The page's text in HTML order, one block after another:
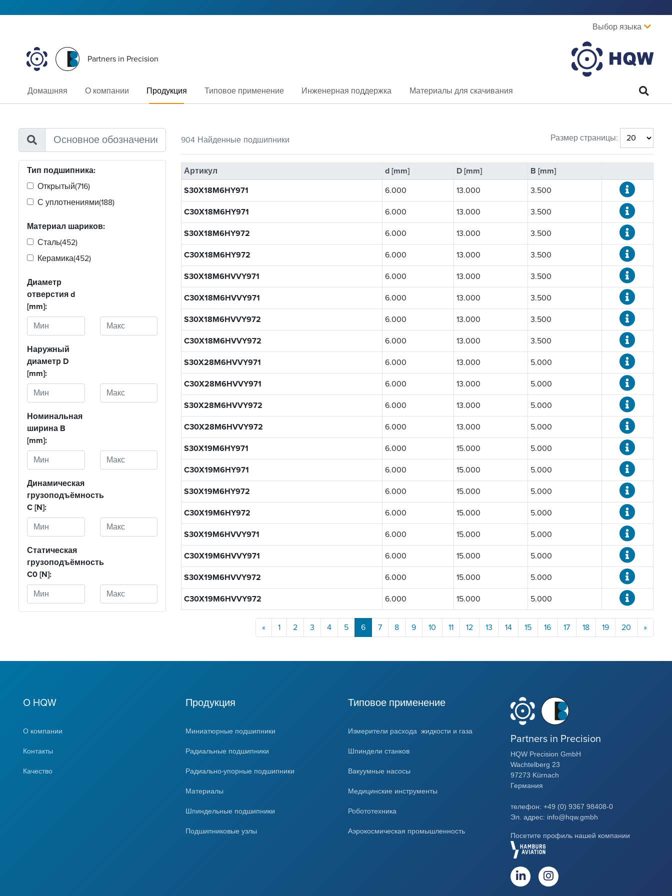
Выбор языка
Partners in Precision
Домашняя О компании Продукция Типовое применение Инженерная поддержка Материалы для скачивания
Тип подшипника:
Открытый(716)
С уплотнениями(188)
Материал шариков:
Сталь(452)
Керамика(452)
Диаметр
отверстия d
[mm]:
Наружный
диаметр D
[mm]:
Номинальная
ширина B
[mm]:
Динамическая
грузоподъёмность
C [N]:
Статическая
грузоподъёмность
C0 [N]:
904 Найденные подшипники Размер страницы:
Артикул d [mm] D [mm]
B [mm]
S30X18M6HY971
6.000 13.000 3.500
C30X18M6HY971 6.000 13.000 3.500
S30X18M6HY972 6.000 13.000 3.500
C30X18M6HY972 6.000 13.000 3.500
S30X18M6HVVY971 6.000 13.000 3.500
C30X18M6HVVY971 6.000 13.000 3.500
S30X18M6HVVY972 6.000 13.000 3.500
C30X18M6HVVY972 6.000 13.000 3.500
S30X28M6HVVY971 6.000 13.000 5.000
C30X28M6HVVY971 6.000 13.000 5.000
S30X28M6HVVY972 6.000 13.000 5.000
C30X28M6HVVY972 6.000 13.000 5.000
S30X19M6HY971 6.000 15.000 5.000
C30X19M6HY971 6.000 15.000 5.000
S30X19M6HY972 6.000 15.000 5.000
C30X19M6HY972 6.000 15.000 5.000
S30X19M6HVVY971 6.000 15.000 5.000
C30X19M6HVVY971 6.000 15.000 5.000
S30X19M6HVVY972 6.000 15.000 5.000
C30X19M6HVVY972 6.000 15.000 5.000
« 1 2 3 4 5 6 7 8 9 10 11 12 13 14 15 16 17 18 19 20 »
O HQW
О компании
Контакты
Качество
Продукция
Миниатюрные подшипники
Радиальные подшипники
Радиально-упорные подшипники
Материалы
Шпиндельные подшипники
Подшипниковые узлы
Типовое применение
Измерители расхода жидкости и газа
Шпиндели станков
Вакуумные насосы
Медицинские инструменты
Робототехника
Аэрокосмическая промышленность
Partners in Precision
HQW Precision GmbH
Wachtelberg 23
97273 Kürnach
Германия
телефон: +49 (0) 9367 98408-0
Эл. адрес: info@hqw.gmbh
Посетите профиль нашей компании